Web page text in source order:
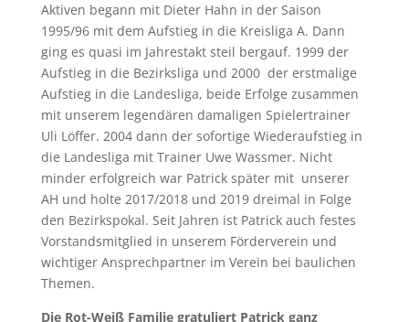
Aktiven begann mit Dieter Hahn in der Saison
1995/96 mit dem Aufstieg in die Kreisliga A. Dann
ging es quasi im Jahrestakt steil bergauf. 1999 der
Aufstieg in die Bezirksliga und 2000 der erstmalige
Aufstieg in die Landesliga, beide Erfolge zusammen
mit unserem legendären damaligen Spielertrainer
Uli Löffer. 2004 dann der sofortige Wiederaufstieg in
die Landesliga mit Trainer Uwe Wassmer. Nicht
minder erfolgreich war Patrick später mit unserer
AH und holte 2017/2018 und 2019 dreimal in Folge
den Bezirkspokal. Seit Jahren ist Patrick auch festes
Vorstandsmitglied in unserem Förderverein und
wichtiger Ansprechpartner im Verein bei baulichen
Themen.
Die Rot-Weiß Familie gratuliert Patrick ganz